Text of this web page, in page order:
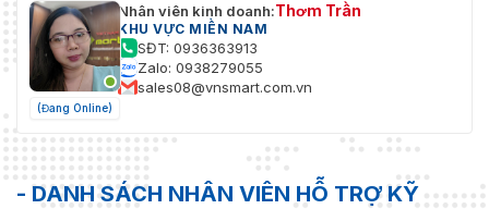
(Đang Online)
Nhân viên kinh doanh:Thơm Trần
KHU VỰC MIỀN NAM
SĐT: 0936363913
Zalo: 0938279055
sales08@vnsmart.com.vn
- DANH SÁCH NHÂN VIÊN HỖ TRỢ KỸ